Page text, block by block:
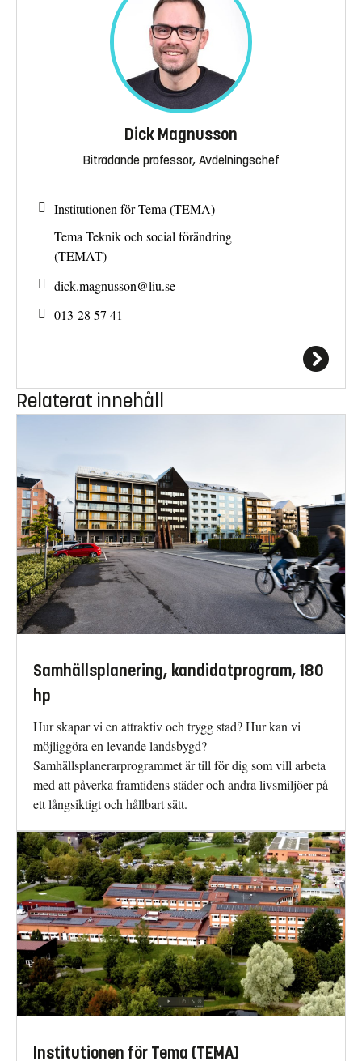
Dick Magnusson
Biträdande professor, Avdelningschef
Institutionen för Tema (TEMA)
Tema Teknik och social förändring
(TEMAT)
dick.magnusson@liu.se
013-28 57 41
Relaterat innehåll
Samhällsplanering, kandidatprogram, 180
hp
Hur skapar vi en attraktiv och trygg stad? Hur kan vi
möjliggöra en levande landsbygd?
Samhällsplanerarprogrammet är till för dig som vill arbeta
med att påverka framtidens städer och andra livsmiljöer på
ett långsiktigt och hållbart sätt.
Institutionen för Tema (TEMA)